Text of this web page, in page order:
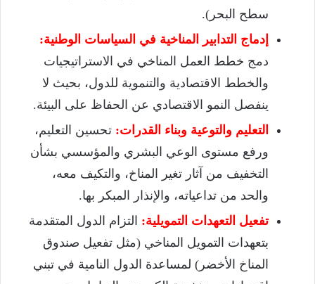
سطح البحر).
إدماج التدابير المناخية في السياسات الوطنية:
دمج خطط العمل المناخي في الاستراتيجيات
والخطط الاقتصادية والتنموية للدول، بحيث لا
ينفصل النمو الاقتصادي عن الحفاظ على البيئة.
التعليم والتوعية وبناء القدرات: تحسين التعليم،
ورفع مستوى الوعي البشري والمؤسسي بشأن
التخفيف من آثار تغير المناخ، والتكيف معه،
والحد من تداعياته، والإنذار المبكر بها.
تفعيل التعهدات التمويلية: التزام الدول المتقدمة
بتعهدات التمويل المناخي (مثل تفعيل صندوق
المناخ الأخضر) لمساعدة الدول النامية في تبني